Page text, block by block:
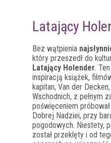
Latający
Bez wątpienia
który przeszedł do
Latający Holender.
inspiracją książek,
kapitan, Van der
Wschodnich, z pełnym
poświęceniem
Dobrej Nadziei, przy
pogodowych. Niestety,
został przeklęty i od